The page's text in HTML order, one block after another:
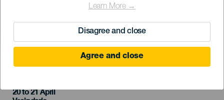
Learn More →
Disagree and close
Agree and close
KORÁBBI ESEMÉNY
20 to 21 April